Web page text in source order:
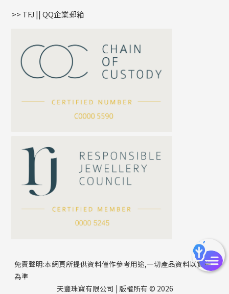
公司名稱
聯絡電話
嘴唇鏈系列
S車花鏈系列
珍珠鏈系列
坦克鏈系列
滿天星鏈系列
方假繩鏈系列
星座吊墜
珠扣
>> TFJ || QQ企業郵箱
免責聲明:本網頁所提供資料僅作參考用途,一切產品資料以實物
為準
天豐珠寶有限公司 | 版權所有 © 2026